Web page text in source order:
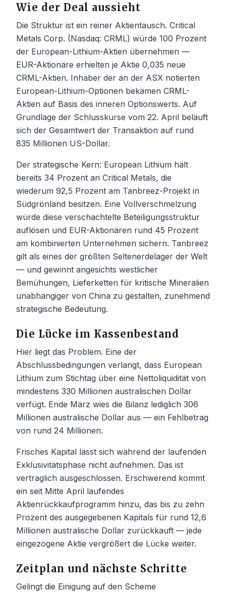
Wie der Deal aussieht
Die Struktur ist ein reiner Aktientausch. Critical
Metals Corp. (Nasdaq: CRML) würde 100 Prozent
der European-Lithium-Aktien übernehmen —
EUR-Aktionäre erhielten je Aktie 0,035 neue
CRML-Aktien. Inhaber der an der ASX notierten
European-Lithium-Optionen bekämen CRML-
Aktien auf Basis des inneren Optionswerts. Auf
Grundlage der Schlusskurse vom 22. April beläuft
sich der Gesamtwert der Transaktion auf rund
835 Millionen US-Dollar.
Der strategische Kern: European Lithium hält
bereits 34 Prozent an Critical Metals, die
wiederum 92,5 Prozent am Tanbreez-Projekt in
Südgrönland besitzen. Eine Vollverschmelzung
würde diese verschachtelte Beteiligungsstruktur
auflösen und EUR-Aktionären rund 45 Prozent
am kombinierten Unternehmen sichern. Tanbreez
gilt als eines der größten Seltenerdelager der Welt
— und gewinnt angesichts westlicher
Bemühungen, Lieferketten für kritische Mineralien
unabhängiger von China zu gestalten, zunehmend
strategische Bedeutung.
Die Lücke im Kassenbestand
Hier liegt das Problem. Eine der
Abschlussbedingungen verlangt, dass European
Lithium zum Stichtag über eine Nettoliquidität von
mindestens 330 Millionen australischen Dollar
verfügt. Ende März wies die Bilanz lediglich 306
Millionen australische Dollar aus — ein Fehlbetrag
von rund 24 Millionen.
Frisches Kapital lässt sich während der laufenden
Exklusivitätsphase nicht aufnehmen. Das ist
vertraglich ausgeschlossen. Erschwerend kommt
ein seit Mitte April laufendes
Aktienrückkaufprogramm hinzu, das bis zu zehn
Prozent des ausgegebenen Kapitals für rund 12,6
Millionen australische Dollar zurückkauft — jede
eingezogene Aktie vergrößert die Lücke weiter.
Zeitplan und nächste Schritte
Gelingt die Einigung auf den Scheme